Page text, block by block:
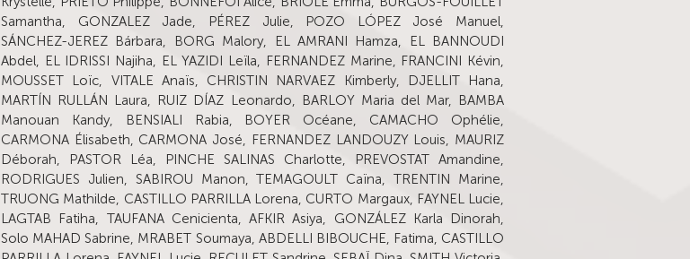
Samantha, GONZALEZ Jade, PÉREZ Julie, POZO LÓPEZ José Manuel,
SÁNCHEZ-JEREZ Bárbara, BORG Malory, EL AMRANI Hamza, EL BANNOUDI
Abdel, EL IDRISSI Najiha, EL YAZIDI Leïla, FERNANDEZ Marine, FRANCINI Kévin,
MOUSSET Loïc, VITALE Anaïs, CHRISTIN NARVAEZ Kimberly, DJELLIT Hana,
MARTÍN RULLÁN Laura, RUIZ DÍAZ Leonardo, BARLOY Maria del Mar, BAMBA
Manouan Kandy, BENSIALI Rabia, BOYER Océane, CAMACHO Ophélie,
CARMONA Élisabeth, CARMONA José, FERNANDEZ LANDOUZY Louis, MAURIZ
Déborah, PASTOR Léa, PINCHE SALINAS Charlotte, PREVOSTAT Amandine,
RODRIGUES Julien, SABIROU Manon, TEMAGOULT Caïna, TRENTIN Marine,
TRUONG Mathilde, CASTILLO PARRILLA Lorena, CURTO Margaux, FAYNEL Lucie,
LAGTAB Fatiha, TAUFANA Cenicienta, AFKIR Asiya, GONZÁLEZ Karla Dinorah,
Solo MAHAD Sabrine, MRABET Soumaya, ABDELLI BIBOUCHE, Fatima, CASTILLO